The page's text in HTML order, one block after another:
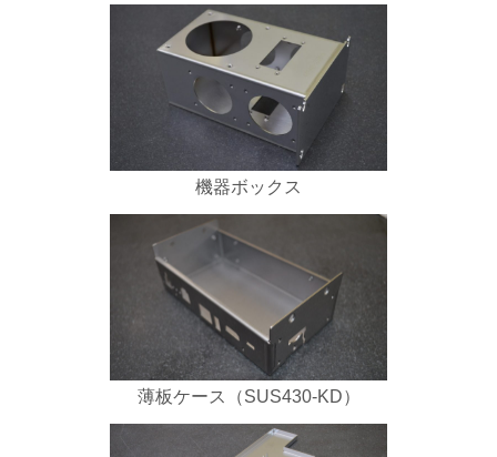
機器ボックス
薄板ケース（SUS430-KD）